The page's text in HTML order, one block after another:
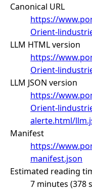
Canonical URL
https://
Orient-
LLM HTML version
https://
Orient-
LLM JSON version
https://
Orient-
alerte.html/
Manifest
https://
manifest.json
Estimated reading
7 minutes (378